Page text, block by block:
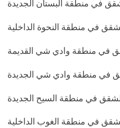
في منطقة البستان الجديدة
في منطقة النحوة الداخلية
في منطقة وادي شي القديمة
في منطقة وادي شي الجديدة
في منطقة السيح الجديدة
في منطقة الغوب الداخلية